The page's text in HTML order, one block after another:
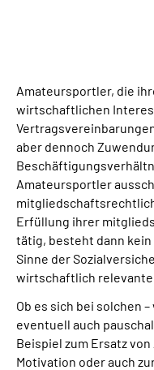
Über uns & Presse
Online-Services
Suche
Language
Inhalte in
Leichte Sprache
Amateursportler, die
wirtschaftlichen
aber dennoch
Amateursportler
Erfüllung ihrer
tätig, besteht dann
Sinne der
wirtschaftlich relevante
Ob es sich bei solchen
eventuell auch
Beispiel zum Ersatz
Motivation oder auch